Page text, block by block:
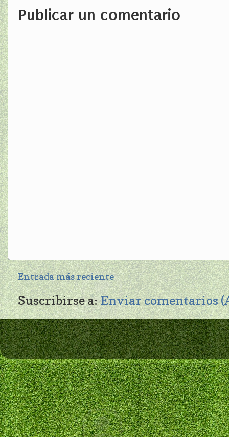
Publicar un comentario
Entrada más reciente
Suscribirse a:Enviar comentarios